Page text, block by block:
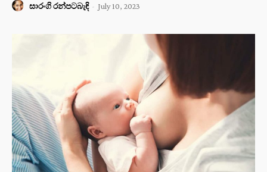
සාරංගි රන්පටබැඳි - July 10, 2023